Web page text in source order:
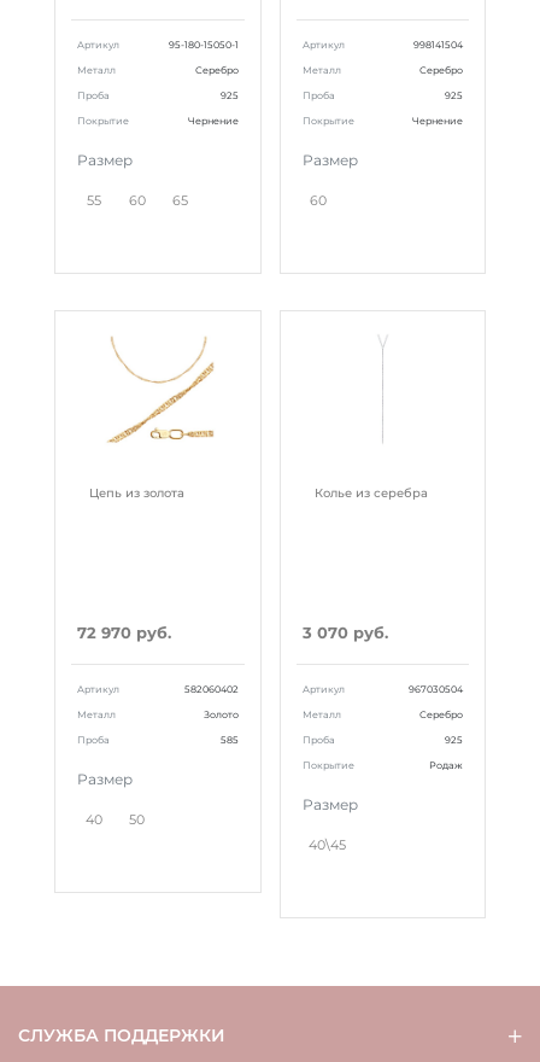
Артикул 95-180-15050-1
Металл Серебро
Проба 925
Покрытие Чернение
Размер
55 60 65
Артикул 998141504
Металл Серебро
Проба 925
Покрытие Чернение
Размер
60
Цепь из золота
72 970 руб.
Артикул 582060402
Металл Золото
Проба 585
Размер
40 50
Колье из серебра
3 070 руб.
Артикул 967030504
Металл Серебро
Проба 925
Покрытие Родаж
Размер
40\45
СЛУЖБА ПОДДЕРЖКИ